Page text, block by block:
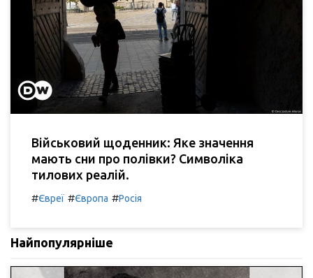
Військовий щоденник: Яке значення
мають сни про полівки? Символіка
тилових реалій.
#Євреї #Європа #Росія
Найпопулярніше